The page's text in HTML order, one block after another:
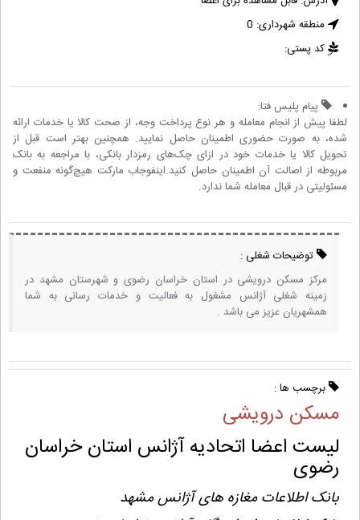
منطقه شهرداری: 0
کد پستی:
پیام پلیس فتا:
لطفا پیش از انجام معامله و هر نوع پرداخت وجه، از صحت کالا یا خدمات ارائه
شده، به صورت حضوری اطمینان حاصل نمایید. همچنین بهتر است قبل از
تحویل کالا یا خدمات خود در ازای چک‌های رمزدار بانکی، با مراجعه به بانک
مربوطه از اصالت آن اطمینان حاصل کنید.اینفوجاب مارکت هیچ‌گونه منفعت و
مسئولیتی در قبال معامله شما ندارد.
توضیحات شغلی :
مرکز مسکن درویشی در استان خراسان رضوی و شهرستان مشهد در
زمینه شغلی آژانس مشغول به فعالیت و خدمات رسانی به شما
همشهریان عزیز می باشد .
برچسب ها :
مسکن درویشی
لیست اعضا اتحادیه آژانس استان خراسان
رضوی
بانک اطلاعات مغازه های آژانس مشهد